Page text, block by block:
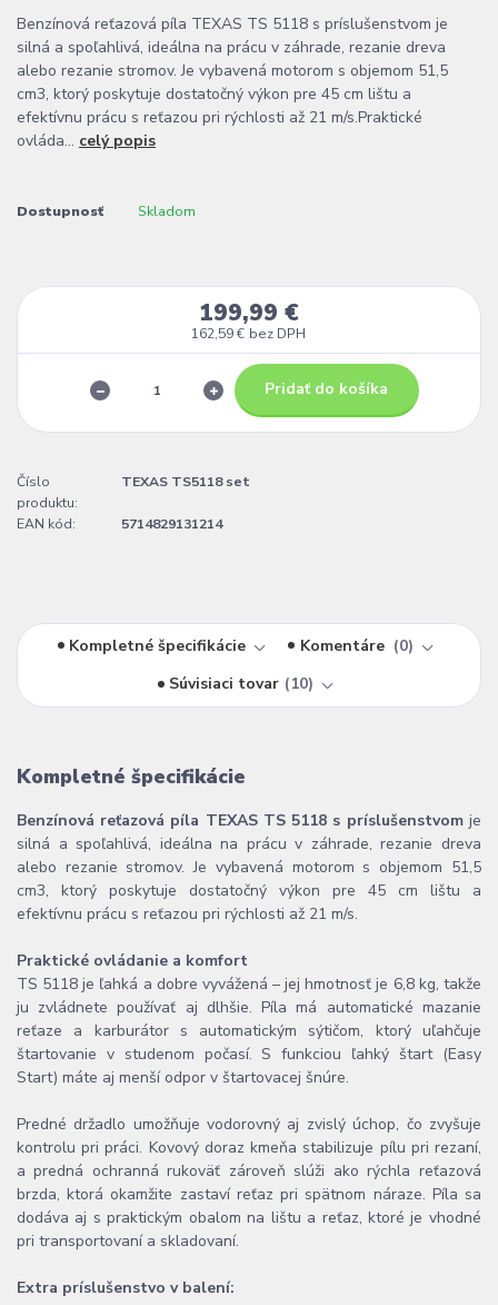
Benzínová reťazová píla TEXAS TS 5118 s príslušenstvom je
silná a spoľahlivá, ideálna na prácu v záhrade, rezanie dreva
alebo rezanie stromov. Je vybavená motorom s objemom 51,5
cm3, ktorý poskytuje dostatočný výkon pre 45 cm lištu a
efektívnu prácu s reťazou pri rýchlosti až 21 m/s.Praktické
ovláda... celý popis
Dostupnosť Skladom
199,99 €
162,59 € bez DPH
Pridať do košíka
Číslo
produktu:
TEXAS TS5118 set
EAN kód: 5714829131214
Kompletné špecifikácie Komentáre
0
Súvisiaci tovar
10
Kompletné špecifikácie
Benzínová reťazová píla TEXAS TS 5118 s príslušenstvomje
silná a spoľahlivá, ideálna na prácu v záhrade, rezanie dreva
alebo rezanie stromov. Je vybavená motorom s objemom 51,5
cm3, ktorý poskytuje dostatočný výkon pre 45 cm lištu a
efektívnu prácu s reťazou pri rýchlosti až 21 m/s.
Praktické ovládanie a komfort
TS 5118 je ľahká a dobre vyvážená – jej hmotnosť je 6,8 kg, takže
ju zvládnete používať aj dlhšie. Píla má automatické mazanie
reťaze a karburátor s automatickým sýtičom, ktorý uľahčuje
štartovanie v studenom počasí. S funkciou ľahký štart (Easy
Start) máte aj menší odpor v štartovacej šnúre.
Predné držadlo umožňuje vodorovný aj zvislý úchop, čo zvyšuje
kontrolu pri práci. Kovový doraz kmeňa stabilizuje pílu pri rezaní,
a predná ochranná rukoväť zároveň slúži ako rýchla reťazová
brzda, ktorá okamžite zastaví reťaz pri spätnom náraze. Píla sa
dodáva aj s praktickým obalom na lištu a reťaz, ktoré je vhodné
pri transportovaní a skladovaní.
Extra príslušenstvo v balení: